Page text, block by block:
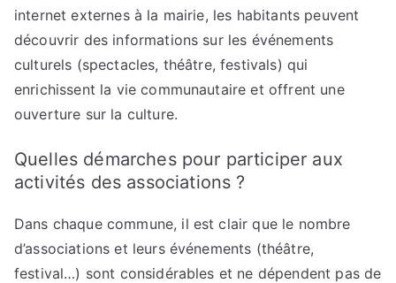
internet externes à la mairie, les habitants peuvent
découvrir des informations sur les événements
culturels (spectacles, théâtre, festivals) qui
enrichissent la vie communautaire et offrent une
ouverture sur la culture.
Quelles démarches pour participer aux
activités des associations ?
Dans chaque commune, il est clair que le nombre
d’associations et leurs événements (théâtre,
festival…) sont considérables et ne dépendent pas de